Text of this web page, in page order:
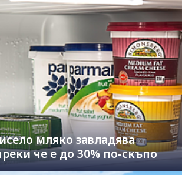
мляко завладява
че е до 30% по-скъпо